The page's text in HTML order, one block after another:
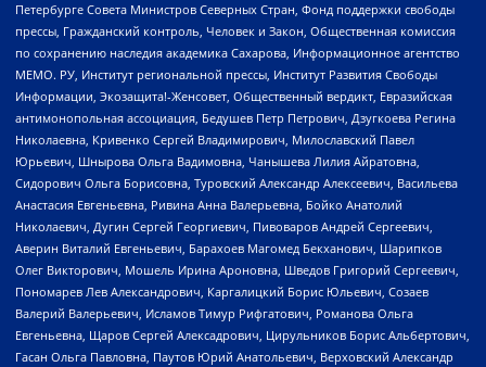
Петербурге Совета Министров Северных Стран, Фонд поддержки свободы
прессы, Гражданский контроль, Человек и Закон, Общественная комиссия
по сохранению наследия академика Сахарова, Информационное агентство
МЕМО. РУ, Институт региональной прессы, Институт Развития Свободы
Информации, Экозащита!-Женсовет, Общественный вердикт, Евразийская
антимонопольная ассоциация, Бедушев Петр Петрович, Дзугкоева Регина
Николаевна, Кривенко Сергей Владимирович, Милославский Павел
Юрьевич, Шнырова Ольга Вадимовна, Чанышева Лилия Айратовна,
Сидорович Ольга Борисовна, Туровский Александр Алексеевич, Васильева
Анастасия Евгеньевна, Ривина Анна Валерьевна, Бойко Анатолий
Николаевич, Дугин Сергей Георгиевич, Пивоваров Андрей Сергеевич,
Аверин Виталий Евгеньевич, Барахоев Магомед Бекханович, Шарипков
Олег Викторович, Мошель Ирина Ароновна, Шведов Григорий Сергеевич,
Пономарев Лев Александрович, Каргалицкий Борис Юльевич, Созаев
Валерий Валерьевич, Исламов Тимур Рифгатович, Романова Ольга
Евгеньевна, Щаров Сергей Алексадрович, Цирульников Борис Альбертович,
Гасан Ольга Павловна, Паутов Юрий Анатольевич, Верховский Александр